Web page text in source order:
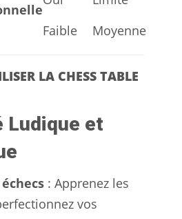
Faible Moyenne
LA CHESS TABLE
Ludique et
: Apprenez les
vos